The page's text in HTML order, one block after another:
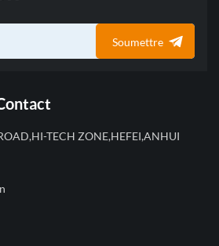
Soumettre
TECH ZONE,HEFEI,ANHUI